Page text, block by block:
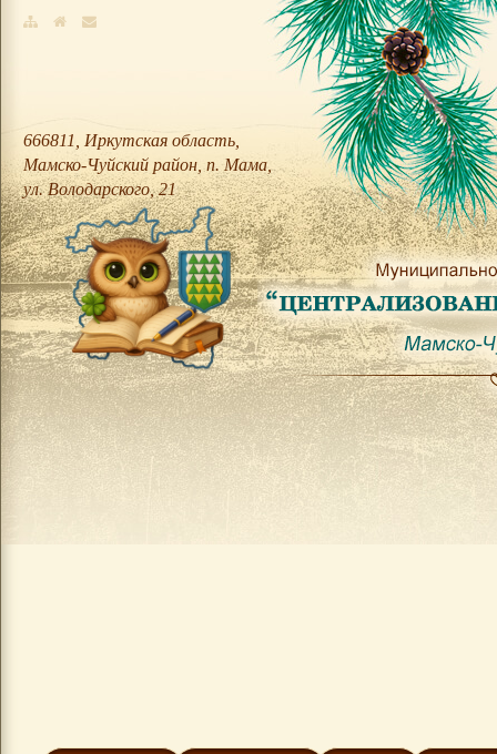
666811, Иркутская область,
Мамско-Чуйский район, п. Мама,
ул. Володарского, 21